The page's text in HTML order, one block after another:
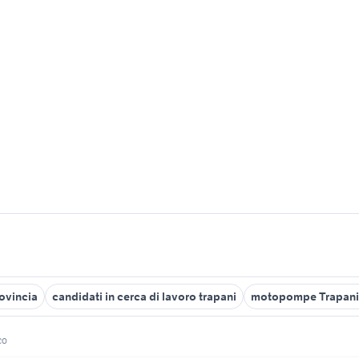
candidati in cerca di lavoro trapani motopompe